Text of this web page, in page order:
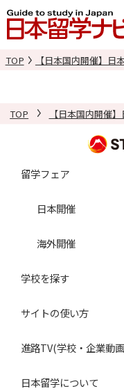
TOP 【日本国内開催】日
TOP 【日本国内開催
留学フェア
日本開催
海外開催
学校を探す
サイトの使い方
進路TV(学校・企業動
日本留学について